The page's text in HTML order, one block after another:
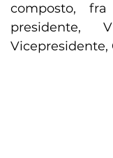
composto,
presidente,
Vicepresidente,